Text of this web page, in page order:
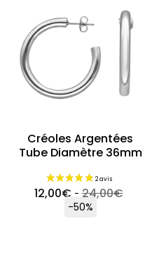
Créoles Argentées
Tube Diamètre 36mm
12,00€ -24,00€
-50%